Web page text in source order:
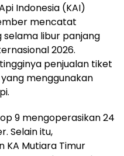
Indonesia (KAI)
mencatat
libur panjang
2026.
penjualan tiket
menggunakan
9 mengoperasikan 24
Selain itu,
KA Mutiara Timur